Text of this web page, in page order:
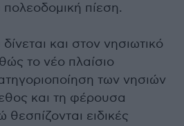
πολεοδομική πίεση.
δίνεται και στον νησιωτικό
το νέο πλαίσιο
των νησιών
και τη φέρουσα
θεσπίζονται ειδικές